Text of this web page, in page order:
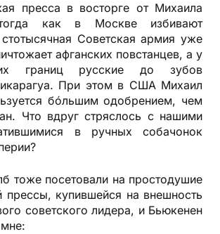
пресса в восторге от Михаила
как в Москве избивают
Советская армия уже
афганских повстанцев, а у
границ русские до зубов
При этом в США Михаил
бóльшим одобрением, чем
Что вдруг стряслось с нашими
в ручных собачонок
тоже посетовали на простодушие
прессы, купившейся на внешность
советского лидера, и Бьюкенен